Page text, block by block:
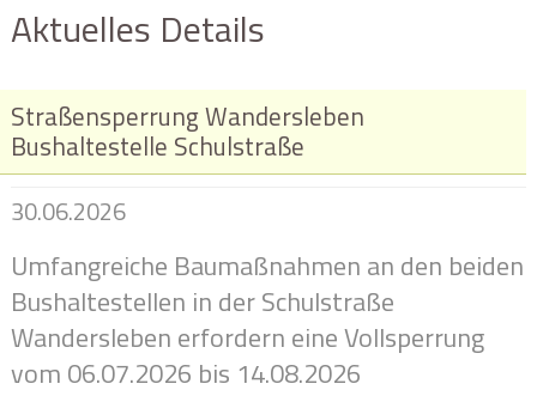
Aktuelles Details
Straßensperrung Wandersleben
Bushaltestelle Schulstraße
30.06.2026
Umfangreiche Baumaßnahmen an den beiden
Bushaltestellen in der Schulstraße
Wandersleben erfordern eine Vollsperrung
vom 06.07.2026 bis 14.08.2026